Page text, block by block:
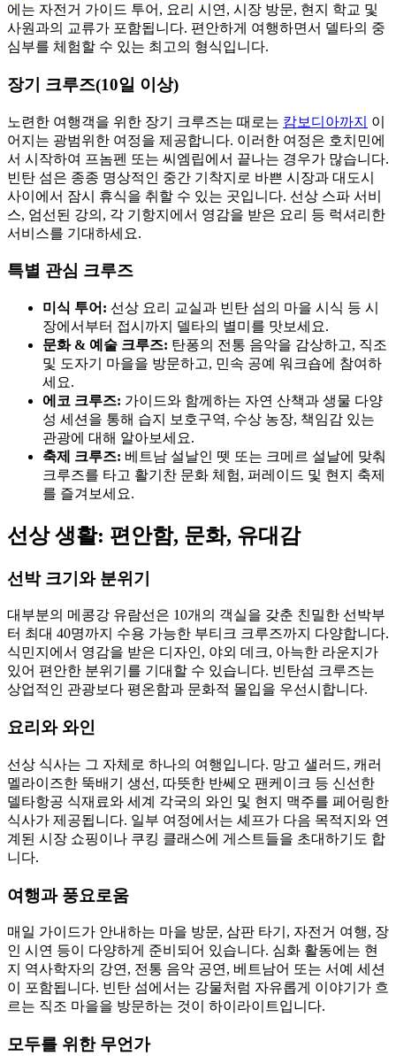
에는 자전거 가이드 투어, 요리 시연, 시장 방문, 현지 학교 및
사원과의 교류가 포함됩니다. 편안하게 여행하면서 델타의 중
심부를 체험할 수 있는 최고의 형식입니다.
장기 크루즈(10일 이상)
노련한 여행객을 위한 장기 크루즈는 때로는 캄보디아까지
이
어지는 광범위한 여정을 제공합니다. 이러한 여정은 호치민에
서 시작하여 프놈펜 또는 씨엠립에서 끝나는 경우가 많습니다.
빈탄 섬은 종종 명상적인 중간 기착지로 바쁜 시장과 대도시
사이에서 잠시 휴식을 취할 수 있는 곳입니다. 선상 스파 서비
스, 엄선된 강의, 각 기항지에서 영감을 받은 요리 등 럭셔리한
서비스를 기대하세요.
특별 관심 크루즈
미식 투어: 선상 요리 교실과 빈탄 섬의 마을 시식 등 시
장에서부터 접시까지 델타의 별미를 맛보세요.
문화 & 예술 크루즈: 탄퐁의 전통 음악을 감상하고, 직조
및 도자기 마을을 방문하고, 민속 공예 워크숍에 참여하
세요.
에코 크루즈: 가이드와 함께하는 자연 산책과 생물 다양
성 세션을 통해 습지 보호구역, 수상 농장, 책임감 있는
관광에 대해 알아보세요.
축제 크루즈: 베트남 설날인 뗏 또는 크메르 설날에 맞춰
크루즈를 타고 활기찬 문화 체험, 퍼레이드 및 현지 축제
를 즐겨보세요.
선상 생활: 편안함, 문화, 유대감
선박 크기와 분위기
대부분의 메콩강 유람선은 10개의 객실을 갖춘 친밀한 선박부
터 최대 40명까지 수용 가능한 부티크 크루즈까지 다양합니다.
식민지에서 영감을 받은 디자인, 야외 데크, 아늑한 라운지가
있어 편안한 분위기를 기대할 수 있습니다. 빈탄섬 크루즈는
상업적인 관광보다 평온함과 문화적 몰입을 우선시합니다.
요리와 와인
선상 식사는 그 자체로 하나의 여행입니다. 망고 샐러드, 캐러
멜라이즈한 뚝배기 생선, 따뜻한 반쎄오 팬케이크 등 신선한
델타항공 식재료와 세계 각국의 와인 및 현지 맥주를 페어링한
식사가 제공됩니다. 일부 여정에서는 셰프가 다음 목적지와 연
계된 시장 쇼핑이나 쿠킹 클래스에 게스트들을 초대하기도 합
니다.
여행과 풍요로움
매일 가이드가 안내하는 마을 방문, 삼판 타기, 자전거 여행, 장
인 시연 등이 다양하게 준비되어 있습니다. 심화 활동에는 현
지 역사학자의 강연, 전통 음악 공연, 베트남어 또는 서예 세션
이 포함됩니다. 빈탄 섬에서는 강물처럼 자유롭게 이야기가 흐
르는 직조 마을을 방문하는 것이 하이라이트입니다.
모두를 위한 무언가